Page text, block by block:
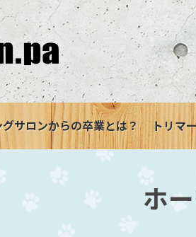
グサロンからの卒業とは？ トリマ
ホ